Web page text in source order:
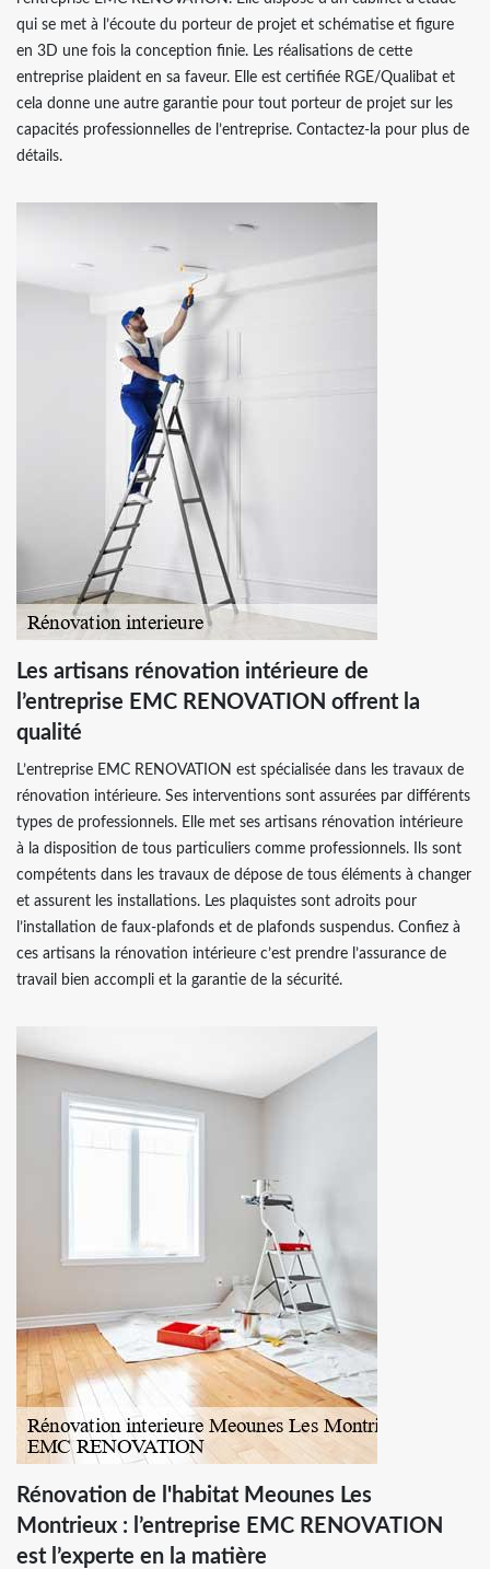
qui se met à l’écoute du porteur de projet et schématise et figure
en 3D une fois la conception finie. Les réalisations de cette
entreprise plaident en sa faveur. Elle est certifiée RGE/Qualibat et
cela donne une autre garantie pour tout porteur de projet sur les
capacités professionnelles de l’entreprise. Contactez-la pour plus de
détails.
Les artisans rénovation intérieure de
l’entreprise EMC RENOVATION offrent la
qualité
L’entreprise EMC RENOVATION est spécialisée dans les travaux de
rénovation intérieure. Ses interventions sont assurées par différents
types de professionnels. Elle met ses artisans rénovation intérieure
à la disposition de tous particuliers comme professionnels. Ils sont
compétents dans les travaux de dépose de tous éléments à changer
et assurent les installations. Les plaquistes sont adroits pour
l’installation de faux-plafonds et de plafonds suspendus. Confiez à
ces artisans la rénovation intérieure c’est prendre l’assurance de
travail bien accompli et la garantie de la sécurité.
Rénovation de l'habitat Meounes Les
Montrieux : l’entreprise EMC RENOVATION
est l’experte en la matière